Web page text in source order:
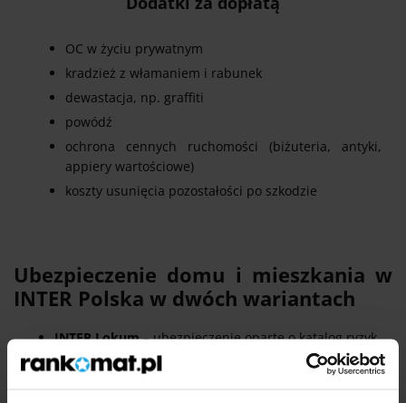
OC w życiu prywatnym
kradzież z włamaniem i rabunek
dewastacja, np. graffiti
powódź
ochrona cennych ruchomości (biżuteria, antyki,
appiery wartościowe)
koszty usunięcia pozostałości po szkodzie
Ubezpieczenie domu i mieszkania w
INTER Polska w dwóch wariantach
INTER Lokum– ubezpieczenie oparte o katalog ryzyk
nazwanych. To znaczy, że ochrona ubezpieczeniowa
dotyczy tylko tych zdarzeń, które wymienione są w